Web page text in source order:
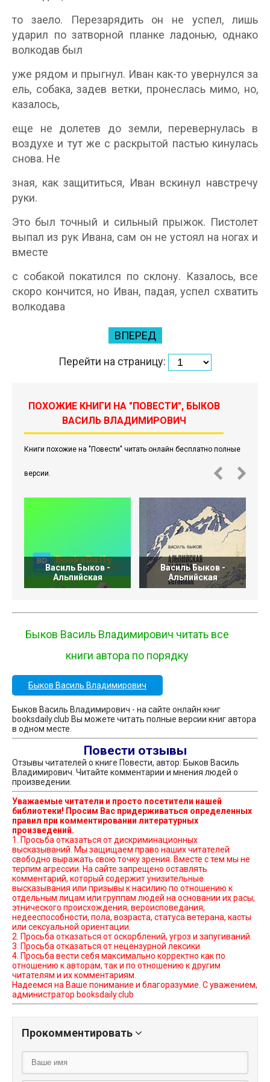
то заело. Перезарядить он не успел, лишь
ударил по затворной планке ладонью, однако
волкодав был
уже рядом и прыгнул. Иван как-то увернулся за
ель, собака, задев ветки, пронеслась мимо, но,
казалось,
еще не долетев до земли, перевернулась в
воздухе и тут же с раскрытой пастью кинулась
снова. Не
зная, как защититься, Иван вскинул навстречу
руки.
Это был точный и сильный прыжок. Пистолет
выпал из рук Ивана, сам он не устоял на ногах и
вместе
с собакой покатился по склону. Казалось, все
скоро кончится, но Иван, падая, успел схватить
волкодава
ВПЕРЕД
Перейти на страницу:
ПОХОЖИЕ КНИГИ НА "ПОВЕСТИ", БЫКОВ
ВАСИЛЬ ВЛАДИМИРОВИЧ
Книги похожие на "Повести" читать онлайн бесплатно полные
версии.
Василь Быков -
Альпийская
Василь Быков -
Альпийская
Быков Василь Владимирович читать все
книги автора по порядку
Быков Василь Владимирович
Быков Василь Владимирович - на сайте онлайн книг
booksdaily.club Вы можете читать полные версии книг автора
в одном месте.
Повести отзывы
Отзывы читателей о книге Повести, автор: Быков Василь
Владимирович. Читайте комментарии и мнения людей о
произведении.
Уважаемые читатели и просто посетители нашей
библиотеки! Просим Вас придерживаться определенных
правил при комментировании литературных
произведений.
1. Просьба отказаться от дискриминационных
высказываний. Мы защищаем право наших читателей
свободно выражать свою точку зрения. Вместе с тем мы не
терпим агрессии. На сайте запрещено оставлять
комментарий, который содержит унизительные
высказывания или призывы к насилию по отношению к
отдельным лицам или группам людей на основании их расы,
этнического происхождения, вероисповедания,
недееспособности, пола, возраста, статуса ветерана, касты
или сексуальной ориентации.
2. Просьба отказаться от оскорблений, угроз и запугиваний.
3. Просьба отказаться от нецензурной лексики.
4. Просьба вести себя максимально корректно как по
отношению к авторам, так и по отношению к другим
читателям и их комментариям.
Надеемся на Ваше понимание и благоразумие. С уважением,
администратор booksdaily.club
Прокомментировать